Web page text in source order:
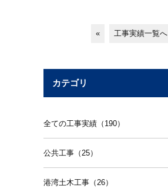
« 工事実績一覧へ
カテゴリ
全ての工事実績（190）
公共工事（25）
港湾土木工事（26）